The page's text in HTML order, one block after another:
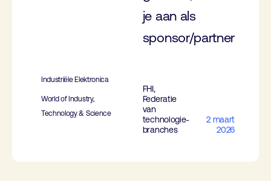
je aan als
sponsor/partner
Industriële Elektronica
World of Industry,
Technology & Science
FHI,
Federatie
van
technologie-
branches
2 maart
2026